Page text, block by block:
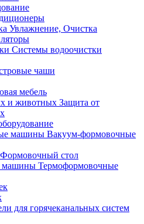
Увлажнение, Очистка
Системы водоочистки
чаши
мебель
Защита от
Вакуум-формовочные
Формовочный стол
Термоформовочные
для горячеканальных систем